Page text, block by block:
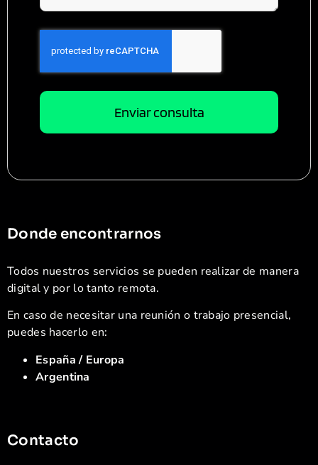
Enviar consulta
Donde encontrarnos
Todos nuestros servicios se pueden realizar de manera
digital y por lo tanto remota.
En caso de necesitar una reunión o trabajo presencial,
puedes hacerlo en:
España / Europa
Argentina
Contacto